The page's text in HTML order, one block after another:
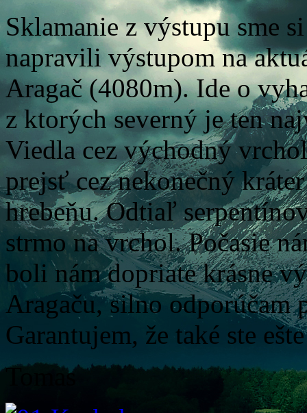
Sklamanie z výstupu sme
napravili výstupom na
Aragač (4080m). Ide o
z ktorých severný je ten
Viedla cez východný
prejsť cez nekonečný
hrebeňu. Odtiaľ
strmo na vrchol. Počasie
boli nám dopriate krásne
Aragaču, silno odporúčam
Garantujem, že také ste
Tomas